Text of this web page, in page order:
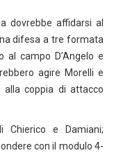
dovrebbe affidarsi al
difesa a tre formata
al campo D’Angelo e
agire Morelli e
alla coppia di attacco
Chierico e Damiani;
con il modulo 4-